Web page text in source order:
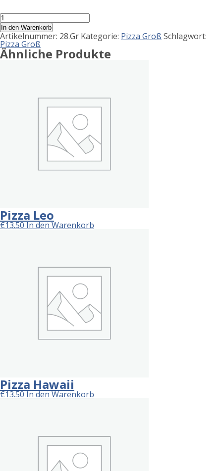
Carbonara
pizza
Menge
In den Warenkorb
Artikelnummer: 28.Gr Kategorie: Pizza Groß Schlagwort:
Pizza Groß
Ähnliche Produkte
Pizza Leo
€13.50In den Warenkorb
Pizza Hawaii
€13.50In den Warenkorb